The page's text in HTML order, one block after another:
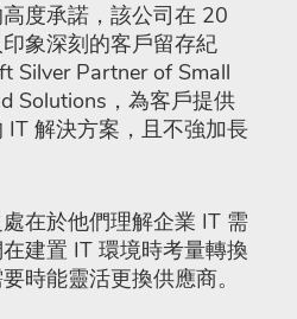
度承諾，該公司在 20
象深刻的客戶留存紀
Silver Partner of Small
Solutions，為客戶提供
IT 解決方案，且不強加長
在於他們理解企業 IT 需
建置 IT 環境時考量轉換
時能靈活更換供應商。